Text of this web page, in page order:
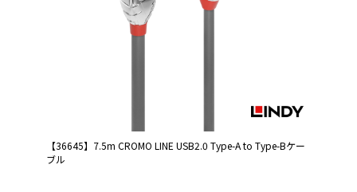
【36645】7.5m CROMO LINE USB2.0 Type-A to Type-Bケー
ブル